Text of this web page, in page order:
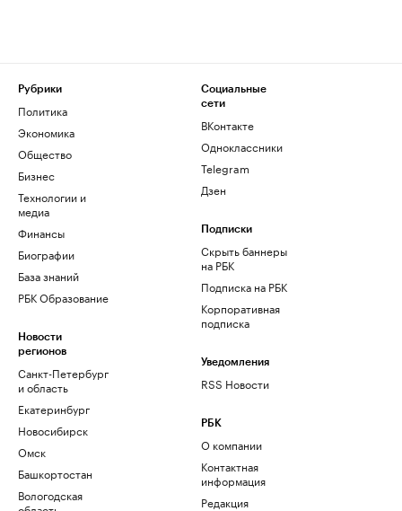
Рубрики
Политика
Экономика
Общество
Бизнес
Технологии и
медиа
Финансы
Биографии
База знаний
РБК Образование
Новости
регионов
Санкт-Петербург
и область
Екатеринбург
Новосибирск
Омск
Башкортостан
Вологодская
Социальные
сети
ВКонтакте
Одноклассники
Telegram
Дзен
Подписки
Скрыть баннеры
на РБК
Подписка на РБК
Корпоративная
подписка
Уведомления
RSS Новости
РБК
О компании
Контактная
информация
Редакция